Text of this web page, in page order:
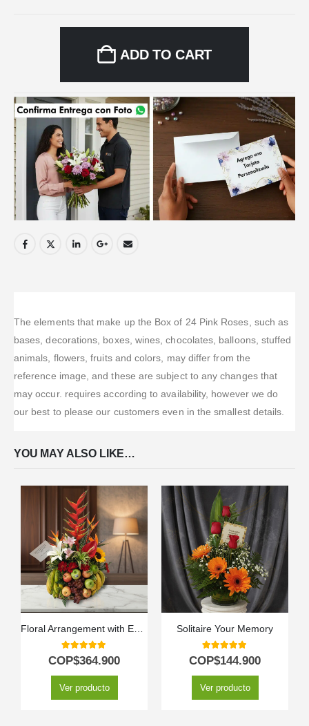
ADD TO CART
The elements that make up the Box of 24 Pink Roses, such as
bases, decorations, boxes, wines, chocolates, balloons, stuffed
animals, flowers, fruits and colors, may differ from the
reference image, and these are subject to any changes that
may occur. requires according to availability, however we do
our best to please our customers even in the smallest details.
YOU MAY ALSO LIKE…
5.00out of 5
COP$364.900
Ver producto
Solitaire Your Memory
5.00out of 5
COP$144.900
Ver producto